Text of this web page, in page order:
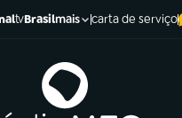
tvBrasilmais carta de serviço